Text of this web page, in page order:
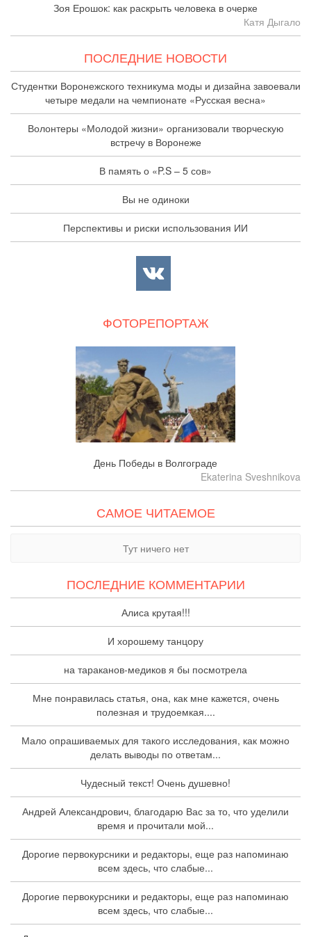
Зоя Ерошок: как раскрыть человека в очерке
Катя Дыгало
ПОСЛЕДНИЕ НОВОСТИ
Студентки Воронежского техникума моды и дизайна завоевали
четыре медали на чемпионате «Русская весна»
Волонтеры «Молодой жизни» организовали творческую
встречу в Воронеже
В память о «P.S – 5 сов»
Вы не одиноки
Перспективы и риски использования ИИ
ФОТОРЕПОРТАЖ
День Победы в Волгограде
Ekaterina Sveshnikova
САМОЕ ЧИТАЕМОЕ
Тут ничего нет
ПОСЛЕДНИЕ КОММЕНТАРИИ
Алиса крутая!!!
И хорошему танцору
на тараканов-медиков я бы посмотрела
Мне понравилась статья, она, как мне кажется, очень
полезная и трудоемкая....
Мало опрашиваемых для такого исследования, как можно
делать выводы по ответам...
Чудесный текст! Очень душевно!
Андрей Александрович, благодарю Вас за то, что уделили
время и прочитали мой...
Дорогие первокурсники и редакторы, еще раз напоминаю
всем здесь, что слабые...
Дорогие первокурсники и редакторы, еще раз напоминаю
всем здесь, что слабые...